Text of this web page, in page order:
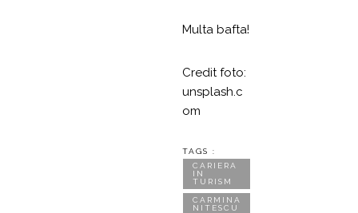
Multa bafta!
Credit foto:
unsplash.c
om
TAGS :
CARIERA
IN
TURISM
CARMINA
NITESCU